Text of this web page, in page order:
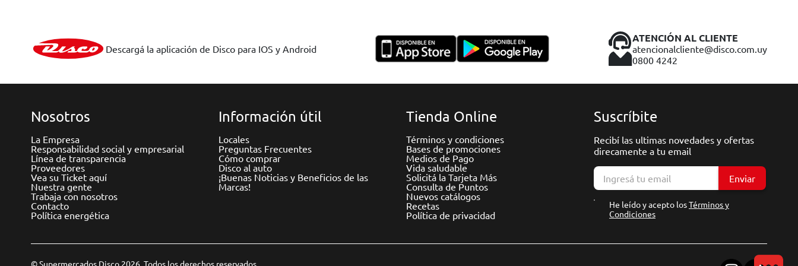
Descargá la aplicación de Disco para IOS y Android
ATENCIÓN AL CLIENTE
atencionalcliente@disco.com.uy
0800 4242
Nosotros
La Empresa
Responsabilidad social y empresarial
Línea de transparencia
Proveedores
Vea su Ticket aquí
Nuestra gente
Trabaja con nosotros
Contacto
Política energética
Información útil
Locales
Preguntas Frecuentes
Cómo comprar
Disco al auto
¡Buenas Noticias y Beneficios de las
Marcas!
Tienda Online
Términos y condiciones
Bases de promociones
Medios de Pago
Vida saludable
Solicitá la Tarjeta Más
Consulta de Puntos
Nuevos catálogos
Recetas
Política de privacidad
Suscríbite
Recibí las ultimas novedades y ofertas
direcamente a tu email
Enviar
He leído y acepto losTérminos y
Condiciones
© Supermercados Disco 2026. Todos los derechos reservados